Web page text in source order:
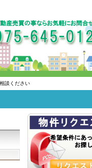
談ください